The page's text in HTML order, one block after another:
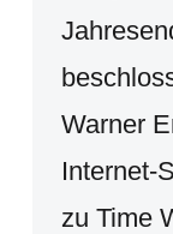
Warner
Internet-
zu Time